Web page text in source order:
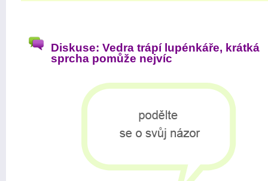
Diskuse: Vedra trápí lupénkáře, krátká
sprcha pomůže nejvíc